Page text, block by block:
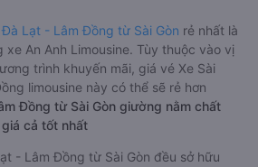
Lạt - Lâm Đồng từ Sài Gòn rẻ nhất là
An Anh Limousine. Tùy thuộc vào vị
trình khuyến mãi, giá vé Xe Sài
limousine này có thể sẽ rẻ hơn
Đồng từ Sài Gòn giường nằm chất
cả tốt nhất
- Lâm Đồng từ Sài Gòn đều sở hữu